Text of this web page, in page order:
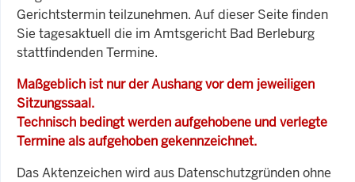
Gerichtstermin teilzunehmen. Auf dieser Seite finden
Sie tagesaktuell die im Amtsgericht Bad Berleburg
stattfindenden Termine.
Maßgeblich ist nur der Aushang vor dem jeweiligen
Sitzungssaal.
Technisch bedingt werden aufgehobene und verlegte
Termine als aufgehoben gekennzeichnet.
Das Aktenzeichen wird aus Datenschutzgründen ohne